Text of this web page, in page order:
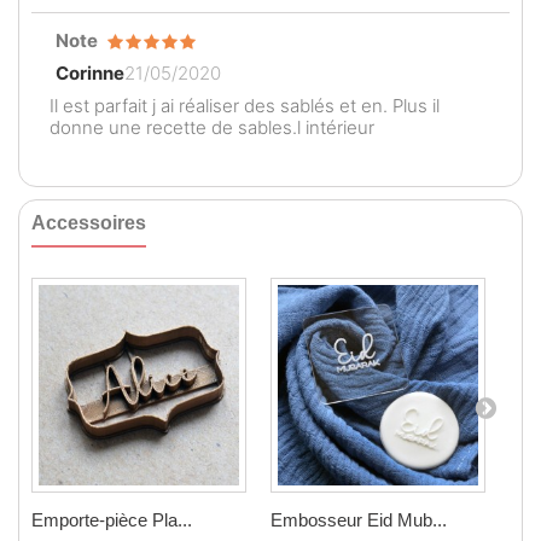
Note
Corinne21/05/2020
Il est parfait j ai réaliser des sablés et en. Plus il
donne une recette de sables.l intérieur
Accessoires
Emporte-pièce Pla... Embosseur Eid Mub...